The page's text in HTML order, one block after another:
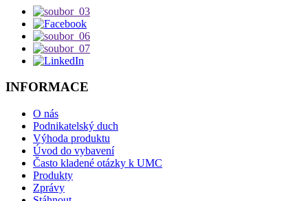
INFORMACE
O nás
Podnikatelský duch
Výhoda produktu
Úvod do vybavení
Často kladené otázky k UMC
Produkty
Zprávy